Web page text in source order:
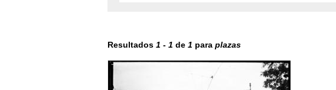
Resultados 1 - 1 de 1 para plazas